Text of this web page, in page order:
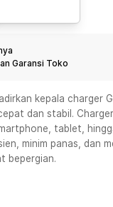
Toko Cikupa
Pick n Go Jakarta
Pick n Go Bekasi
Pick n Go Depok
Garansi Toko
kepala charger
dan stabil.
tablet,
minim panas, dan
bepergian.